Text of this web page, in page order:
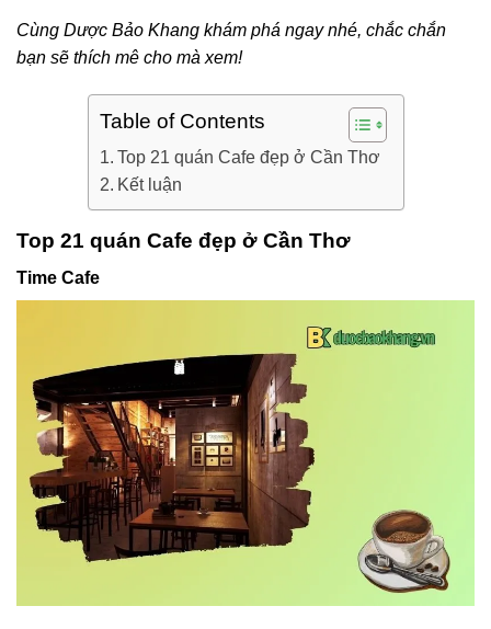
Cùng Dược Bảo Khang khám phá ngay nhé, chắc chắn
bạn sẽ thích mê cho mà xem!
Table of Contents
Top 21 quán Cafe đẹp ở Cần Thơ
Kết luận
Top 21 quán Cafe đẹp ở Cần Thơ
Time Cafe